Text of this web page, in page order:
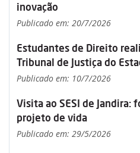
inovação
Publicado em: 20/7/2026
Estudantes de Direito
Tribunal de Justiça do
Publicado em: 10/7/2026
Visita ao SESI de Jandira:
projeto de vida
Publicado em: 29/5/2026